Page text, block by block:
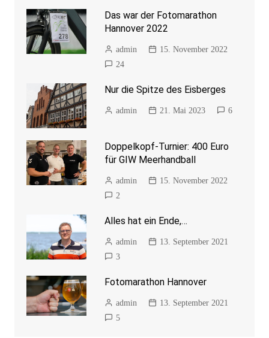
Das war der Fotomarathon
Hannover 2022
admin
15. November 2022
24
Nur die Spitze des Eisberges
admin 21. Mai 2023 6
Doppelkopf-Turnier: 400 Euro
für GIW Meerhandball
admin
15. November 2022
2
Alles hat ein Ende,…
admin
13. September 2021
3
Fotomarathon Hannover
admin
13. September 2021
5